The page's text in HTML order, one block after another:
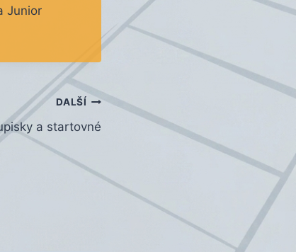
Junior
DALŠÍ
a startovné